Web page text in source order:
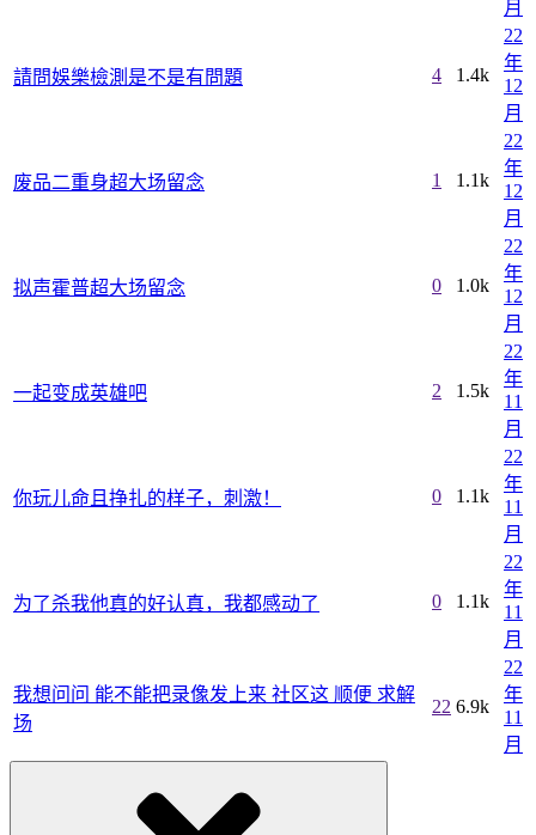
月
請問娛樂檢測是不是有問題 4 1.4k
22
年
12
月
废品二重身超大场留念 1 1.1k
22
年
12
月
拟声霍普超大场留念 0 1.0k
22
年
12
月
一起变成英雄吧 2 1.5k
22
年
11
月
你玩儿命且挣扎的样子，刺激！ 0 1.1k
22
年
11
月
为了杀我他真的好认真，我都感动了 0 1.1k
22
年
11
月
我想问问 能不能把录像发上来 社区这 顺便 求解
场
22 6.9k
22
年
11
月